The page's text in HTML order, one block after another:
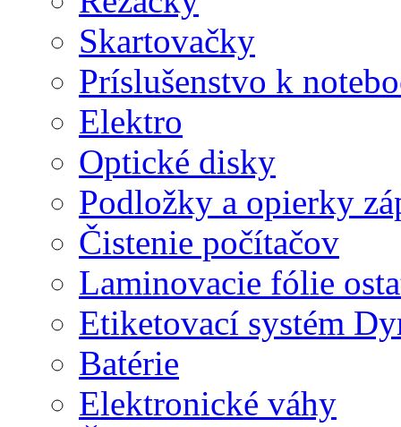
Skartovačky
Príslušenstvo k
Elektro
Optické disky
Podložky a opierky
Čistenie počítačov
Laminovacie fólie
Etiketovací systém
Batérie
Elektronické váhy